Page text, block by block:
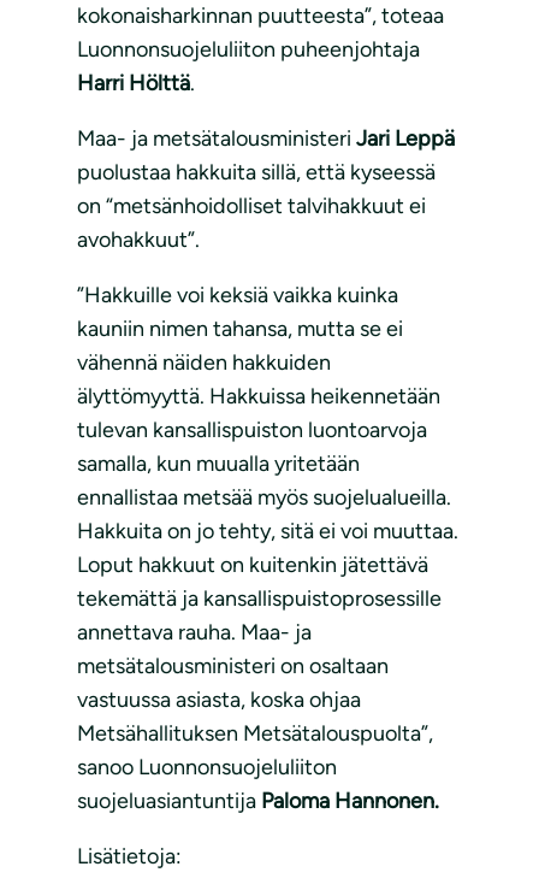
kokonaisharkinnan puutteesta”, toteaa
Luonnonsuojeluliiton puheenjohtaja
Harri Hölttä.
Maa- ja metsätalousministeri Jari Leppä
puolustaa hakkuita sillä, että kyseessä
on “metsänhoidolliset talvihakkuut ei
avohakkuut”.
”Hakkuille voi keksiä vaikka kuinka
kauniin nimen tahansa, mutta se ei
vähennä näiden hakkuiden
älyttömyyttä. Hakkuissa heikennetään
tulevan kansallispuiston luontoarvoja
samalla, kun muualla yritetään
ennallistaa metsää myös suojelualueilla.
Hakkuita on jo tehty, sitä ei voi muuttaa.
Loput hakkuut on kuitenkin jätettävä
tekemättä ja kansallispuistoprosessille
annettava rauha. Maa- ja
metsätalousministeri on osaltaan
vastuussa asiasta, koska ohjaa
Metsähallituksen Metsätalouspuolta”,
sanoo Luonnonsuojeluliiton
suojeluasiantuntija Paloma Hannonen.
Lisätietoja: